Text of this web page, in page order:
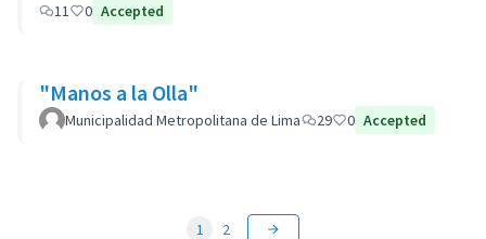
11
0 Accepted
"Manos a la Olla"
Municipalidad Metropolitana de Lima 29 0 Accepted
1 2